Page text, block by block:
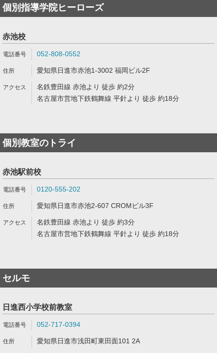
個別指導学院ヒーローズ
赤池校
052-808-0552
愛知県日進市赤池1-3002 福岡ビル2F
名鉄豊田線 赤池より 徒歩 約2分
名古屋市営地下鉄鶴舞線 平針より 徒歩 約18分
個別教室のトライ
赤池駅前校
0120-555-202
愛知県日進市赤池2-607 CROMビル3F
名鉄豊田線 赤池より 徒歩 約3分
名古屋市営地下鉄鶴舞線 平針より 徒歩 約18分
セルモ
日進西小学校前教室
052-717-0394
愛知県日進市浅田町東田面101 2A